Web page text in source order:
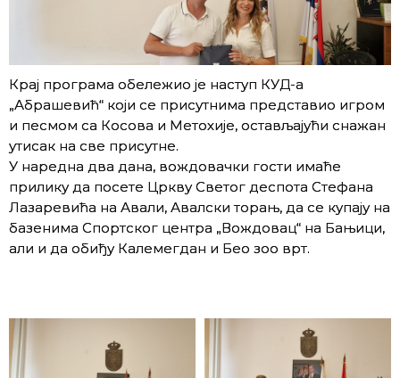
Крај програма обележио је наступ КУД-а
„Абрашевић“ који се присутнима представио игром
и песмом са Косова и Метохије, остављајући снажан
утисак на све присутне.
У наредна два дана, вождовачки гости имаће
прилику да посете Цркву Светог деспота Стефана
Лазаревића на Авали, Авалски торањ, да се купају на
базенима Спортског центра „Вождовац“ на Бањици,
али и да обиђу Калемегдан и Бео зоо врт.